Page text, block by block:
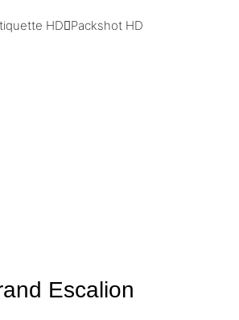
HD Packshot HD
Escalion